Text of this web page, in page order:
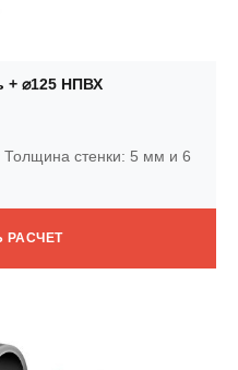
+ ⌀125 НПВХ
Толщина стенки: 5 мм и 6
РАСЧЕТ